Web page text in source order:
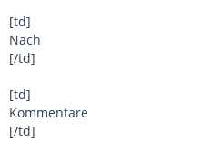
[td]
Nach
[/td]
[td]
Kommentare
[/td]